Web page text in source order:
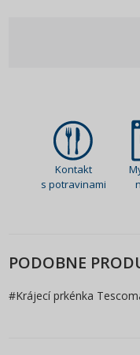
Kontakt
s potravinami
PODOBNE
#Krájecí prkénka